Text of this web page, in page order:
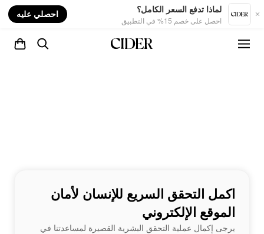
لماذا تدفع السعر الكامل؟
احصل على خصم 15% في التطبيق
احصلي عليه
اكمل التحقق السريع للإنسان لأمان
الموقع الإلكتروني
يرجى إكمال عملية التحقق البشرية القصيرة لمساعدتنا في